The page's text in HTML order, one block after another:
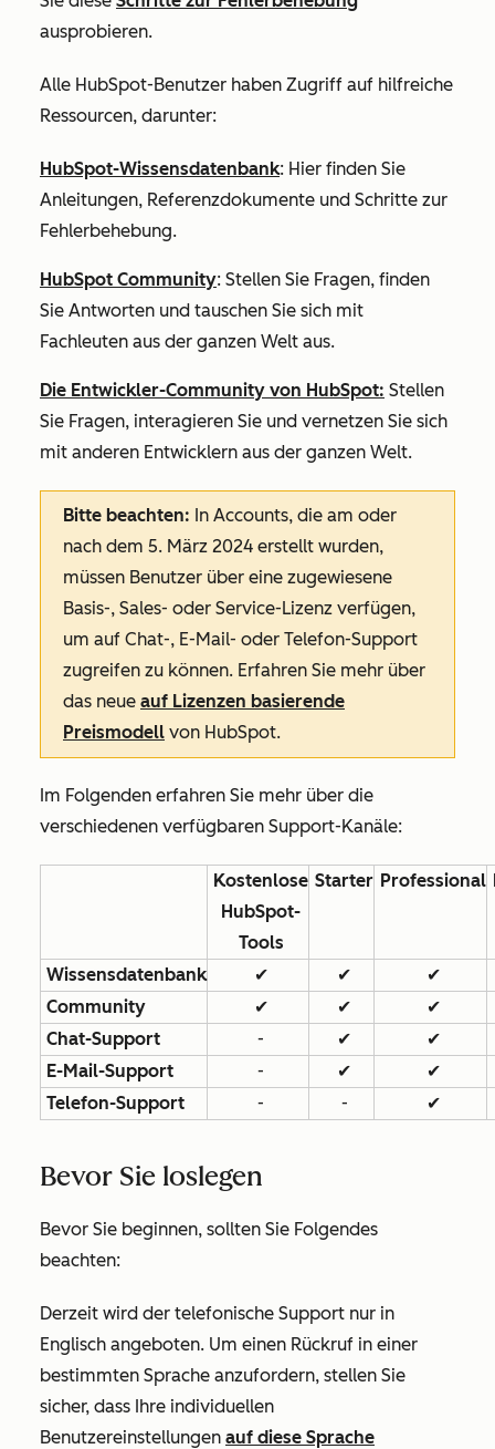
ausprobieren.
Alle HubSpot-Benutzer haben Zugriff auf hilfreiche
Ressourcen, darunter:
HubSpot-Wissensdatenbank: Hier finden Sie
Anleitungen, Referenzdokumente und Schritte zur
Fehlerbehebung.
HubSpot Community: Stellen Sie Fragen, finden
Sie Antworten und tauschen Sie sich mit
Fachleuten aus der ganzen Welt aus.
Die Entwickler-Community von HubSpot: Stellen
Sie Fragen, interagieren Sie und vernetzen Sie sich
mit anderen Entwicklern aus der ganzen Welt.
Bitte beachten: In Accounts, die am oder
nach dem 5. März 2024 erstellt wurden,
müssen Benutzer über eine zugewiesene
Basis-, Sales- oder Service-Lizenz verfügen,
um auf Chat-, E-Mail- oder Telefon-Support
zugreifen zu können. Erfahren Sie mehr über
das neue auf Lizenzen basierende
Preismodell von HubSpot.
Im Folgenden erfahren Sie mehr über die
verschiedenen verfügbaren Support-Kanäle:
Kostenlose
HubSpot-
Tools
Starter Professional
Wissensdatenbank ✔ ✔
✔
Community
✔ ✔
✔
Chat-Support
- ✔
✔
E-Mail-Support
- ✔
✔
Telefon-Support
- - ✔
Bevor Sie loslegen
Bevor Sie beginnen, sollten Sie Folgendes
beachten:
Derzeit wird der telefonische Support nur in
Englisch angeboten. Um einen Rückruf in einer
bestimmten Sprache anzufordern, stellen Sie
sicher, dass Ihre individuellen
Benutzereinstellungen auf diese Sprache